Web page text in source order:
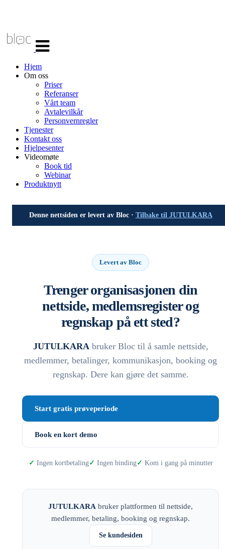
navigasjon
Hjem
Om oss
Priser
Referanser
Vårt team
Avtalevilkår
Personvernregler
Tjenester
Kontakt oss
Hjelpesenter
Videomøte
Book tid
Webinar
Produktnytt
Denne nettsiden er levert av Bloc · Tilbake til JUTULKARA
Levert av Bloc
Trenger organisasjonen din
nettside, medlemsregister og
regnskap på ett sted?
JUTULKARAbruker Bloc til å samle nettside,
medlemmer, betalinger, kommunikasjon, booking og
regnskap. Dere kan gjøre det samme.
Start gratis prøveperiode
Book en kort demo
Ingen kortbetaling Ingen binding Kom i gang på minutter
JUTULKARA bruker plattformen til nettside,
medlemmer, betaling, booking og regnskap.
Se kundesiden